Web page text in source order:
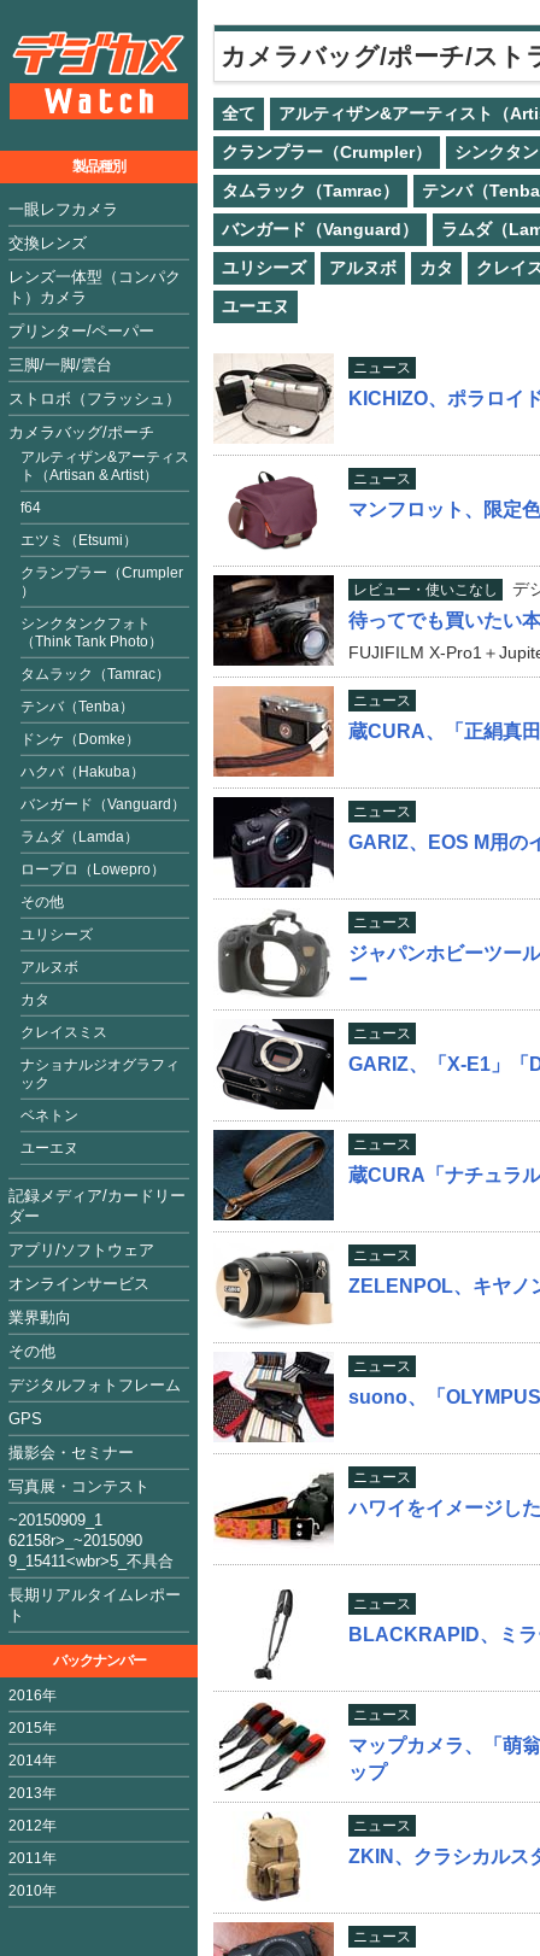
カメラバッグ/ポーチ/スト
全て
アルティザン&アーティスト（
クランプラー（Crumpler）
シンクタ
タムラック（Tamrac）
テンバ（
バンガード（Vanguard）
ラムダ（
ユリシーズ
アルヌボ カタ
クレイ
ユーエヌ
ニュース
KICHIZO、ポラロイ
ニュース
マンフロット、限定
レビュー・使いこなし デ
待ってでも買いたい
FUJIFILM X-Pro1＋
ニュース
蔵CURA、「正絹真
ニュース
GARIZ、EOS M用の
ニュース
ジャパンホビーツー
ー
ニュース
GARIZ、「X-E1」「
ニュース
蔵CURA「ナチュラ
ニュース
ZELENPOL、キヤノ
ニュース
suono、「
ニュース
ハワイをイメージし
ニュース
BLACKRAPID、ミ
ニュース
マップカメラ、「萌
ップ
ニュース
ZKIN、クラシカルス
ニュース
製品種別
一眼レフカメラ
交換レンズ
レンズ一体型（コンパク
ト）カメラ
プリンター/ペーパー
三脚/一脚/雲台
ストロボ（フラッシュ）
カメラバッグ/ポーチ
アルティザン&アーティス
ト（Artisan & Artist）
f64
エツミ（Etsumi）
クランプラー（Crumpler
）
シンクタンクフォト
（Think Tank Photo）
タムラック（Tamrac）
テンバ（Tenba）
ドンケ（Domke）
ハクバ（Hakuba）
バンガード（Vanguard ）
ラムダ（Lamda）
ロープロ（Lowepro）
その他
ユリシーズ
アルヌボ
カタ
クレイスミス
ナショナルジオグラフィ
ック
ベネトン
ユーエヌ
記録メディア/カードリー
ダー
アプリ/ソフトウェア
オンラインサービス
業界動向
その他
デジタルフォトフレーム
GPS
撮影会・セミナー
写真展・コンテスト
~20150909_1
62158r>_~2015090
9_15411<wbr>5_不具合
長期リアルタイムレポー
ト
バックナンバー
2016年
2015年
2014年
2013年
2012年
2011年
2010年